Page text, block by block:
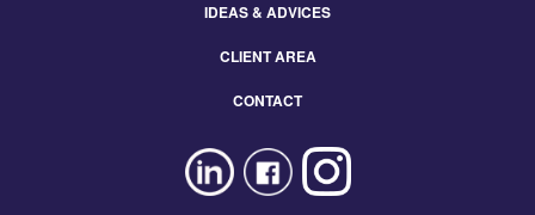
IDEAS & ADVICES
CLIENT AREA
CONTACT